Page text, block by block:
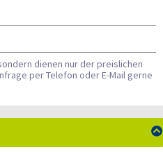
dienen nur der preislichen
per Telefon oder E-Mail gerne
